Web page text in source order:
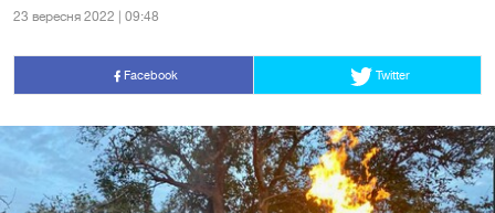
23 вересня 2022 | 09:48
Facebook Twitter